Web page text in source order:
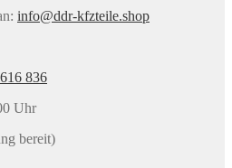
info@ddr-kfzteile.shop
836
Uhr
bereit)